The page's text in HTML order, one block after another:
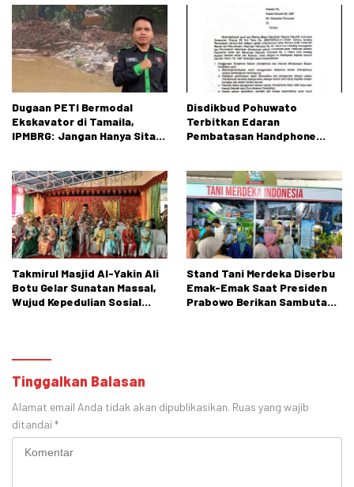
Dugaan PETI Bermodal
Ekskavator di Tamaila,
IPMBRG: Jangan Hanya Sita
Disdikbud Pohuwato
Terbitkan Edaran
Pembatasan Handphone
Takmirul Masjid Al-Yakin Ali
Botu Gelar Sunatan Massal,
Wujud Kepedulian Sosial
Stand Tani Merdeka Diserbu
Emak-Emak Saat Presiden
Prabowo Berikan Sambutan
Tinggalkan Balasan
Alamat email Anda tidak akan dipublikasikan. Ruas yang wajib
ditandai *